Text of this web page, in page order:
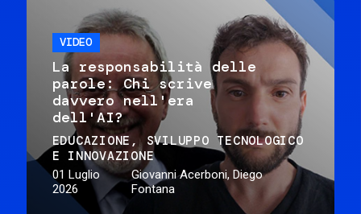
VIDEO
La responsabilità delle
parole: Chi scrive
davvero nell'era
dell'AI?
EDUCAZIONE
SVILUPPO TECNOLOGICO
E INNOVAZIONE
01 Luglio
2026
Giovanni Acerboni, Diego
Fontana